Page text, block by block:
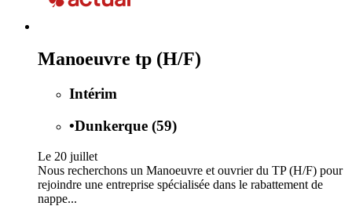
Manoeuvre tp (H/F)
Intérim
•Dunkerque (59)
Le 20 juillet
Nous recherchons un Manoeuvre et ouvrier du TP (H/F) pour
rejoindre une entreprise spécialisée dans le rabattement de
nappe...